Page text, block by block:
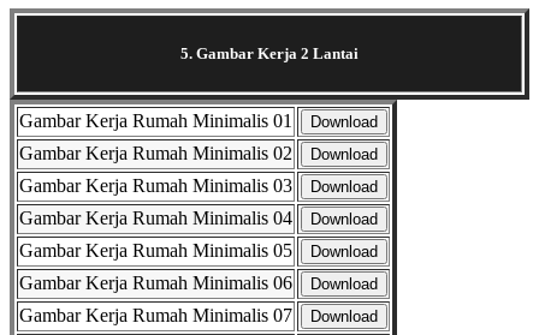
5. Gambar Kerja 2 Lantai
Gambar Kerja Rumah Minimalis 01 Download
Gambar Kerja Rumah Minimalis 02 Download
Gambar Kerja Rumah Minimalis 03 Download
Gambar Kerja Rumah Minimalis 04 Download
Gambar Kerja Rumah Minimalis 05 Download
Gambar Kerja Rumah Minimalis 06 Download
Gambar Kerja Rumah Minimalis 07 Download